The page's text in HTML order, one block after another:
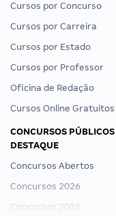
Cursos por Concurso
Cursos por Carreira
Cursos por Estado
Cursos por Professor
Oficina de Redação
Cursos Online Gratuitos
CONCURSOS PÚBLICOS
DESTAQUE
Concursos Abertos
Concursos 2026
Concursos 2025